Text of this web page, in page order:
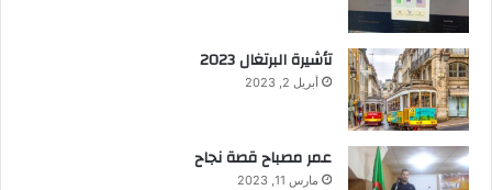
تأشيرة البرتغال 2023
أبريل 2, 2023
عمر مصباح قصة نجاح
مارس 11, 2023